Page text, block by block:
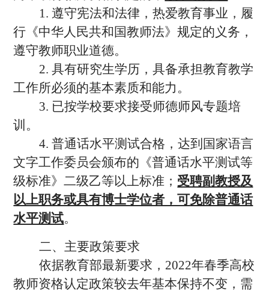
1. 遵守宪法和法律，热爱教育事业，履
行《中华人民共和国教师法》规定的义务，
遵守教师职业道德。
2. 具有研究生学历，具备承担教育教学
工作所必须的基本素质和能力。
3. 已按学校要求接受师德师风专题培
训。
4. 普通话水平测试合格，达到国家语言
文字工作委员会颁布的《普通话水平测试等
级标准》二级乙等以上标准； 受聘副教授及
以上职务或具有博士学位者，可免除普通话
水平测试。
二、主要政策要求
依据教育部最新要求，2022年春季高校
教师资格认定政策较去年基本保持不变，需